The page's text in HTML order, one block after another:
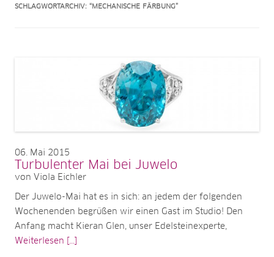
SCHLAGWORTARCHIV: “MECHANISCHE FÄRBUNG”
06 Mai 2015
Turbulenter Mai bei Juwelo
von Viola Eichler
Der Juwelo-Mai hat es in sich: an jedem der folgenden
Wochenenden begrüßen wir einen Gast im Studio! Den
Anfang macht Kieran Glen, unser Edelsteinexperte,
Weiterlesen [...]